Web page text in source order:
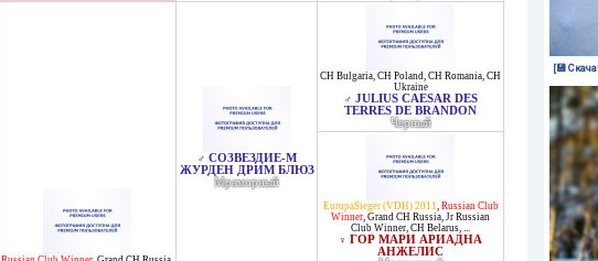
♂ СОЗВЕЗДИЕ-М
ЖУРДЕН ДРИМ БЛЮЗ
Мраморный
CH Bulgaria, CH Poland, CH Romania, CH
Ukraine
♂ JULIUS CAESAR DES
TERRES DE BRANDON
Черный
EuropaSieger (VDH) 2011, Russian Club
Winner, Grand CH Russia, Jr Russian
Club Winner, CH Belarus, ...
♀ ГОР МАРИ АРИАДНА
АНЖЕЛИС
[💾